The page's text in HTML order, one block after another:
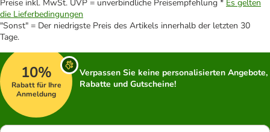
Preise inkl. MwSt. UVP = unverbindliche Preisempfehlung * Es gelten
die Lieferbedingungen
"Sonst" = Der niedrigste Preis des Artikels innerhalb der letzten 30
Tage.
10%
Rabatt für Ihre
Anmeldung
Verpassen Sie keine personalisierten Angebote,
Rabatte und Gutscheine!